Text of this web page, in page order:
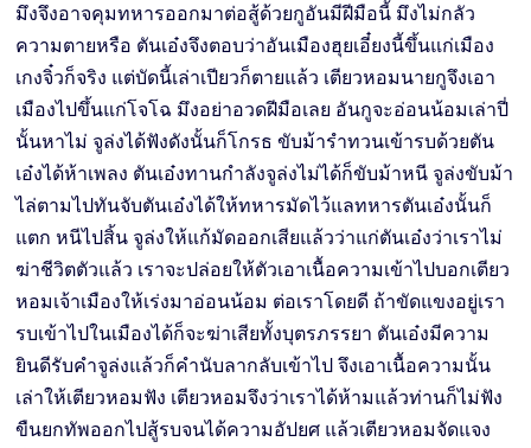
มึงจึงอาจคุมทหารออกมาต่อสู้ด้วยกูอันมีฝีมือนี้ มึงไม่กลัว
ความตายหรือ ตันเอ๋งจึงตอบว่าอันเมืองฮุยเอี๋ยงนี้ขึ้นแก่เมือง
เกงจิ๋วก็จริง แต่บัดนี้เล่าเปียวก็ตายแล้ว เตียวหอมนายกูจึงเอา
เมืองไปขึ้นแก่โจโฉ มึงอย่าอวดฝีมือเลย อันกูจะอ่อนน้อมเล่าปี่
นั้นหาไม่ จูล่งได้ฟังดังนั้นก็โกรธ ขับม้ารำทวนเข้ารบด้วยตัน
เอ๋งได้ห้าเพลง ตันเอ๋งทานกำลังจูล่งไม่ได้ก็ขับม้าหนี จูล่งขับม้า
ไล่ตามไปทันจับตันเอ๋งได้ให้ทหารมัดไว้แลทหารตันเอ๋งนั้นก็
แตก หนีไปสิ้น จูล่งให้แก้มัดออกเสียแล้วว่าแก่ตันเอ๋งว่าเราไม่
ฆ่าชีวิตตัวแล้ว เราจะปล่อยให้ตัวเอาเนื้อความเข้าไปบอกเตียว
หอมเจ้าเมืองให้เร่งมาอ่อนน้อม ต่อเราโดยดี ถ้าขัดแขงอยู่เรา
รบเข้าไปในเมืองได้ก็จะฆ่าเสียทั้งบุตรภรรยา ตันเอ๋งมีความ
ยินดีรับคำจูล่งแล้วก็คำนับลากลับเข้าไป จึงเอาเนื้อความนั้น
เล่าให้เตียวหอมฟัง เตียวหอมจึงว่าเราได้ห้ามแล้วท่านก็ไม่ฟัง
ขืนยกทัพออกไปสู้รบจนได้ความอัปยศ แล้วเตียวหอมจัดแจง